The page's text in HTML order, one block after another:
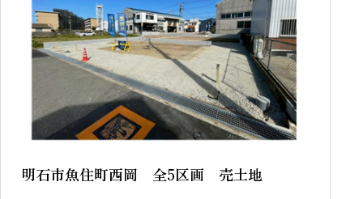
明石市魚住町西岡 全5区画 売土地